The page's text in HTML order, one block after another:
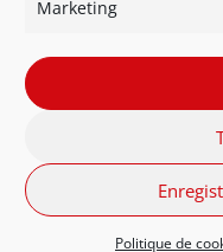
Marketing
Politique de
Qualité
FR - Belgique